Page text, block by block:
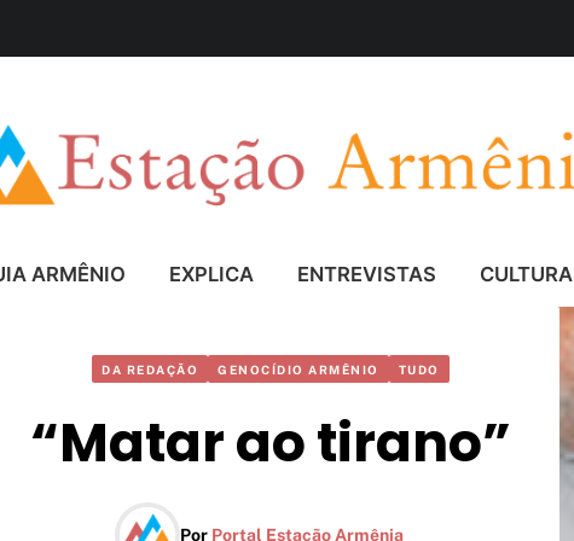
ARMÊNIO EXPLICA ENTREVISTAS CULTURA
DA REDAÇÃO GENOCÍDIO ARMÊNIO TUDO
“Matar ao tirano”
Por Portal Estação Armênia